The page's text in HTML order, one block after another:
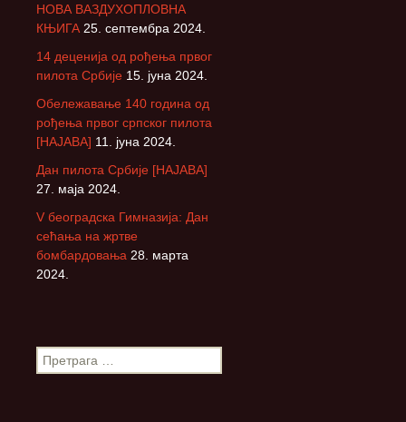
НОВА ВАЗДУХОПЛОВНА
КЊИГА 25. септембра 2024.
14 деценија од рођења првог
пилота Србије 15. јуна 2024.
Обележавање 140 година од
рођења првог српског пилота
[НАЈАВА] 11. јуна 2024.
Дан пилота Србије [НАЈАВА]
27. маја 2024.
V београдска Гимназија: Дан
сећања на жртве
бомбардовања 28. марта
2024.
П
р